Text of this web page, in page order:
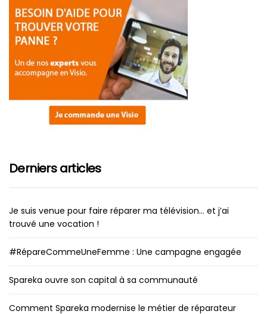
Derniers articles
Je suis venue pour faire réparer ma télévision… et j’ai
trouvé une vocation !
#RépareCommeUneFemme : Une campagne engagée
Spareka ouvre son capital à sa communauté
Comment Spareka modernise le métier de réparateur